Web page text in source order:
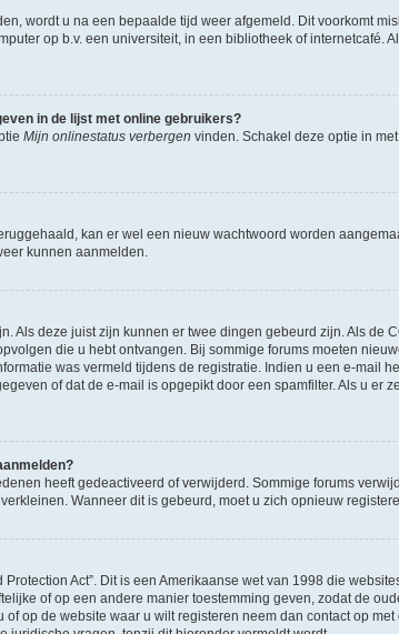
wordt u na een bepaalde tijd weer afgemeld. Dit voorkomt
op b.v. een universiteit, in een bibliotheek of internetcafé.
in de lijst met online gebruikers?
Mijn onlinestatus verbergen vinden. Schakel deze optie in met
kan er wel een nieuw wachtwoord worden
kunnen aanmelden.
Als deze juist zijn kunnen er twee dingen gebeurd zijn. Als
die u hebt ontvangen. Bij sommige forums moeten
was vermeld tijdens de registratie. Indien u een e-mail
of dat de e-mail is opgepikt door een spamfilter. Als u er
heeft gedeactiveerd of verwijderd. Sommige forums
Wanneer dit is gebeurd, moet u zich opnieuw
Act”. Dit is een Amerikaanse wet van 1998 die
of op een andere manier toestemming geven, zodat de
op de website waar u wilt registeren neem dan contact op